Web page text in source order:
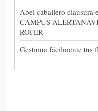
Abel caballero clausura
CAMPUS
ROFER
Gestiona fácilmente tus